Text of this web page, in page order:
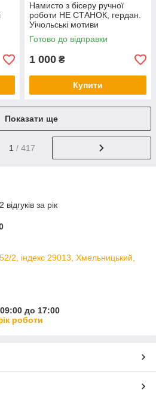
Намисто з бісеру ручної
роботи НЕ СТАНОК, гердан.
Уічольські мотиви
Готово до відправки
1 000 ₴
Купити
Показати ще
1 / 417
за рік
2, індекс 29013, Хмельницький,
до 17:00
роботи